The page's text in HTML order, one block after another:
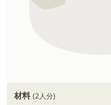
材料 (2人分)